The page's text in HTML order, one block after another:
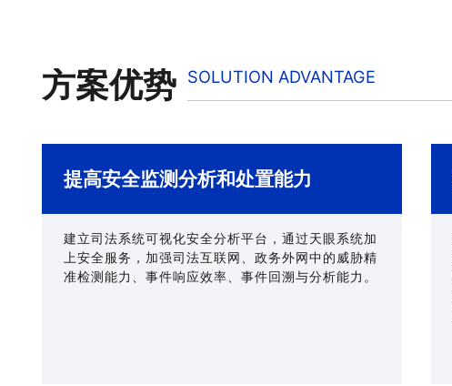
方案优势 SOLUTION ADVANTAGE
提高安全监测分析和处置能力
建立司法系统可视化安全分析平台，通过天眼系统加
上安全服务，加强司法互联网、政务外网中的威胁精
准检测能力、事件响应效率、事件回溯与分析能力。